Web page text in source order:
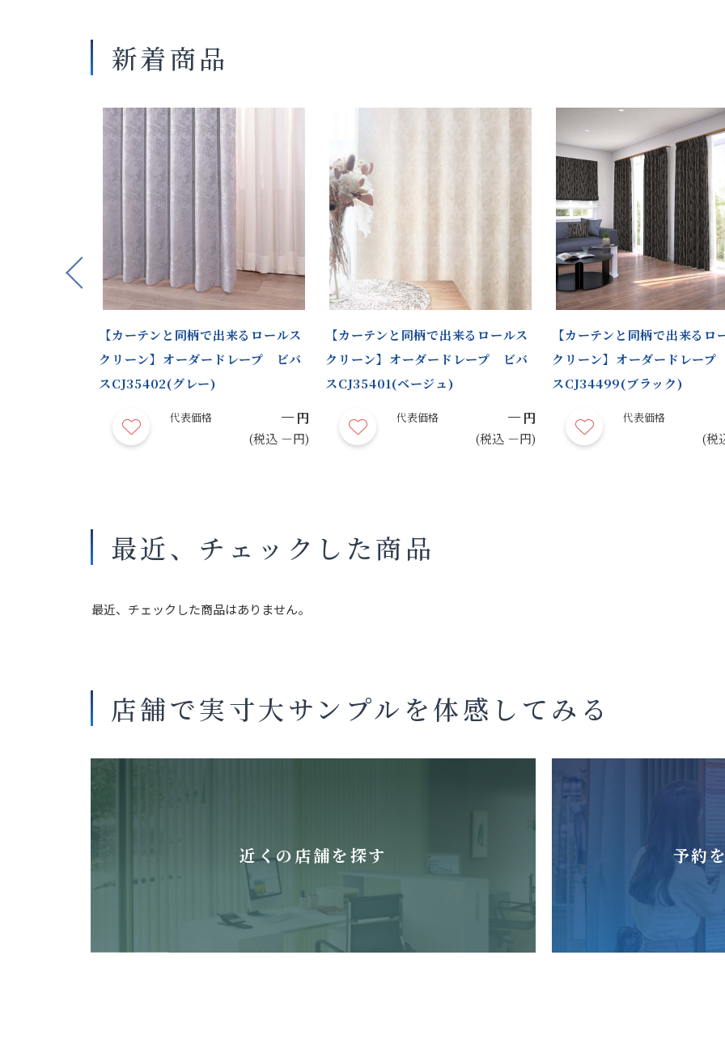
新着商品
Previous
【カーテンと同柄で出来るロールス
クリーン】オーダードレープ ビバ
スCJ35402(グレー)
代表価格 －円
(税込 －円)
【カーテンと同柄で出来るロールス
クリーン】オーダードレープ ビバ
スCJ35401(ベージュ)
代表価格 －円
(税込 －円)
【カーテンと同柄で出来るロ
クリーン】オーダードレー
スCJ34499(ブラック)
代表価格
(税
最近、チェックした商品
最近、チェックした商品はありません。
店舗で実寸大サンプルを体感してみる
近くの店舗を探す 予約